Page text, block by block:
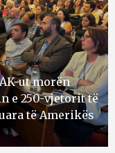
ut morën
e 250-vjetorit të
të Amerikës